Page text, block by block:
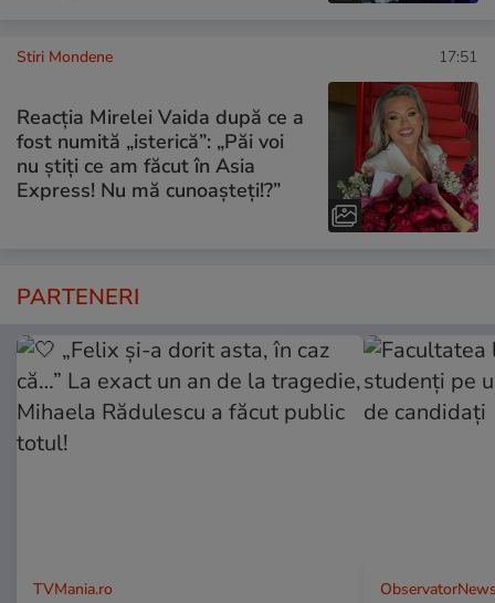
Stiri Mondene 17:51
Reacția Mirelei Vaida după ce a
fost numită „isterică”: „Păi voi
nu știți ce am făcut în Asia
Express! Nu mă cunoașteți!?”
PARTENERI
TVMania.ro